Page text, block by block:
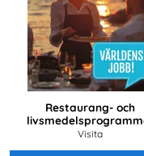
Restaurang- och
Visita